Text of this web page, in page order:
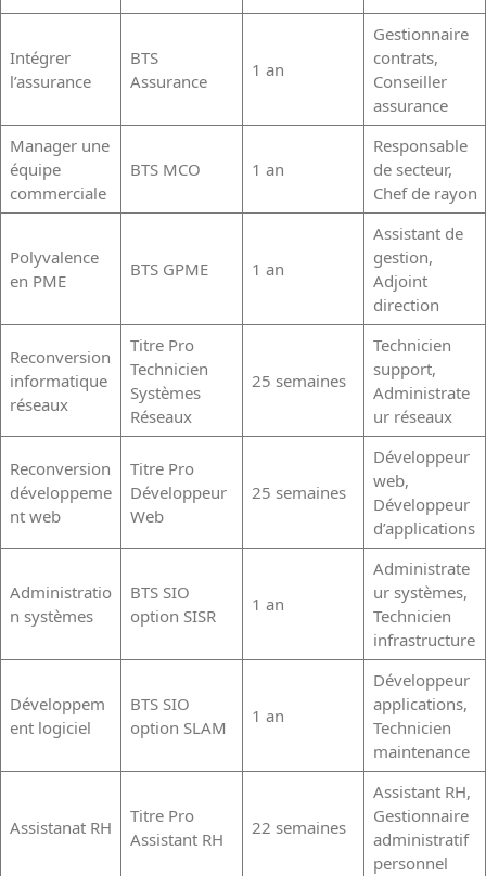
Intégrer
l’assurance
BTS
Assurance
1 an
Gestionnaire
contrats,
Conseiller
assurance
Manager une
équipe
commerciale
BTS MCO 1 an
Responsable
de secteur,
Chef de rayon
Polyvalence
en PME
BTS GPME 1 an
Assistant de
gestion,
Adjoint
direction
Reconversion
informatique
réseaux
Titre Pro
Technicien
Systèmes
Réseaux
25 semaines
Technicien
support,
Administrate
ur réseaux
Reconversion
développeme
nt web
Titre Pro
Développeur
Web
25 semaines
Développeur
web,
Développeur
d’applications
Administratio
n systèmes
BTS SIO
option SISR
1 an
Administrate
ur systèmes,
Technicien
infrastructure
Développem
ent logiciel
BTS SIO
option SLAM
1 an
Développeur
applications,
Technicien
maintenance
Assistanat RH
Titre Pro
Assistant RH
22 semaines
Assistant RH,
Gestionnaire
administratif
personnel